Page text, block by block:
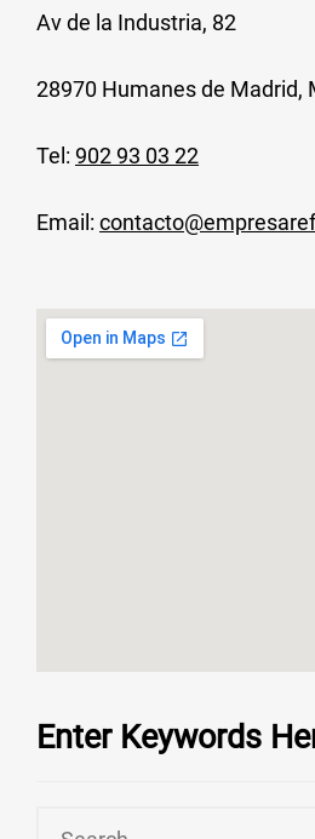
Av de la Industria, 82
28970 Humanes de Madrid,
Tel: 902 93 03 22
Email:
Enter Keywords